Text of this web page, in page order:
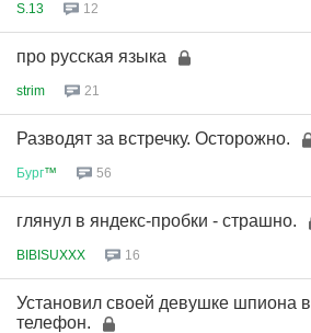
S.13 12
про русская языка
strim 21
Разводят за встречку. Осторожно.
Бург™ 56
глянул в яндекс-пробки - страшно.
BIBISUXXX 16
Установил своей девушке шпиона в
телефон.